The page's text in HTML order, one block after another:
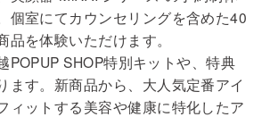
個室にてカウンセリングを含めた40
品を体験いただけます。
POPUP SHOP特別キットや、特典
ます。新商品から、大人気定番アイ
ィットする美容や健康に特化したア